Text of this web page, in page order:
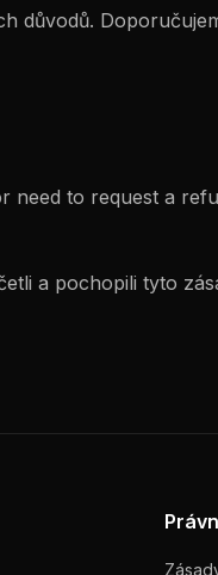
důvodů.
need to request a
a pochopili tyto